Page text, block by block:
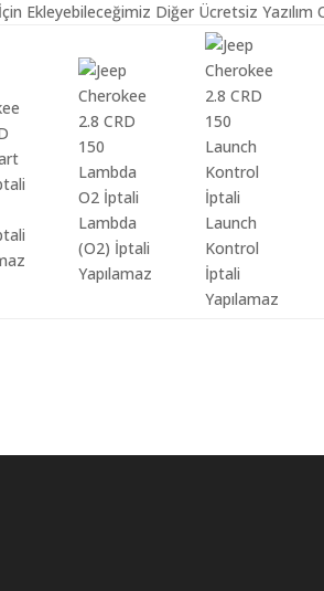
Ekleyebileceğimiz Diğer Ücretsiz Yazılım
Lambda
(O2) İptali
Yapılamaz
Launch
Kontrol
İptali
Yapılamaz